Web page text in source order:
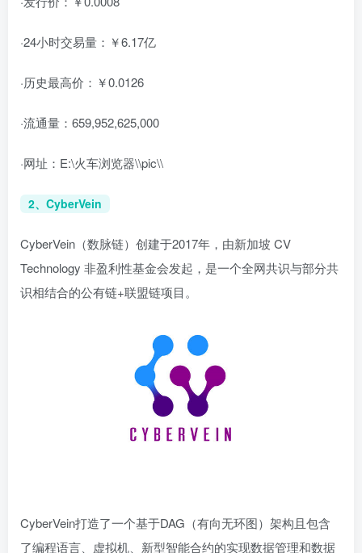
·24小时交易量：￥6.17亿
·历史最高价：￥0.0126
·流通量：659,952,625,000
·网址：E:\火车浏览器\\pic\\
2、CyberVein
CyberVein（数脉链）创建于2017年，由新加坡 CV
Technology 非盈利性基金会发起，是一个全网共识与部分共
识相结合的公有链+联盟链项目。
CyberVein打造了一个基于DAG（有向无环图）架构且包含
了编程语言、虚拟机、新型智能合约的实现数据管理和数据